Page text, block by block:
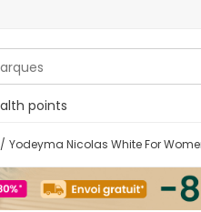
points
/ Yodeyma Nicolas White For